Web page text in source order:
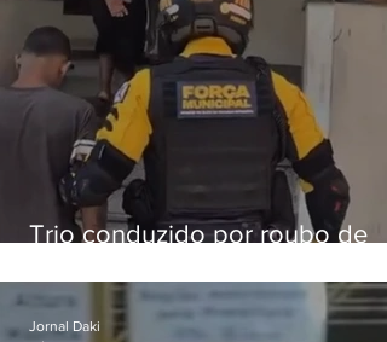
Trio conduzido por roubo de
passagens
Jornal Daki